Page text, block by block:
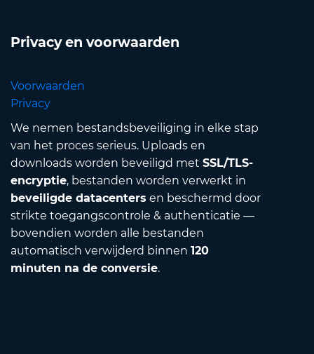
Privacy en voorwaarden
Voorwaarden
Privacy
We nemen bestandsbeveiliging in elke stap
van het proces serieus. Uploads en
downloads worden beveiligd met SSL/TLS-
encryptie, bestanden worden verwerkt in
beveiligde datacenters en beschermd door
strikte toegangscontrole & authenticatie —
bovendien worden alle bestanden
automatisch verwijderd binnen 120
minuten na de conversie.